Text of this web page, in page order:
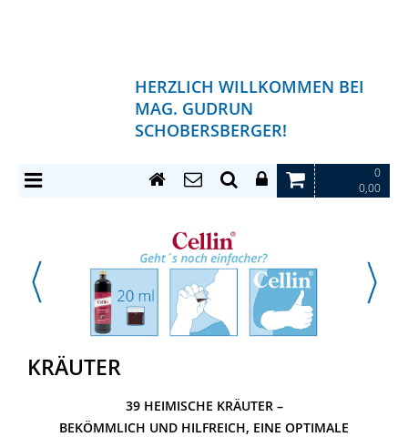
HERZLICH WILLKOMMEN BEI
MAG. GUDRUN
SCHOBERSBERGER!
0
0,00
KRÄUTER
39 HEIMISCHE KRÄUTER –
BEKÖMMLICH UND HILFREICH, EINE OPTIMALE